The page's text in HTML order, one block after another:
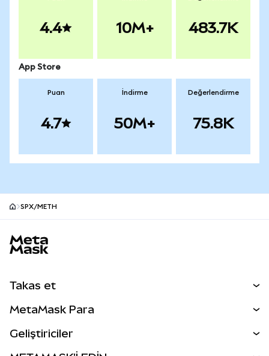
4.4 10M+ 483.7K
App Store
Puan
4.7
İndirme
50M+
Değerlendirme
75.8K
SPX/METH
Takas et
Perps
MetaMask Para
Geliştiriciler